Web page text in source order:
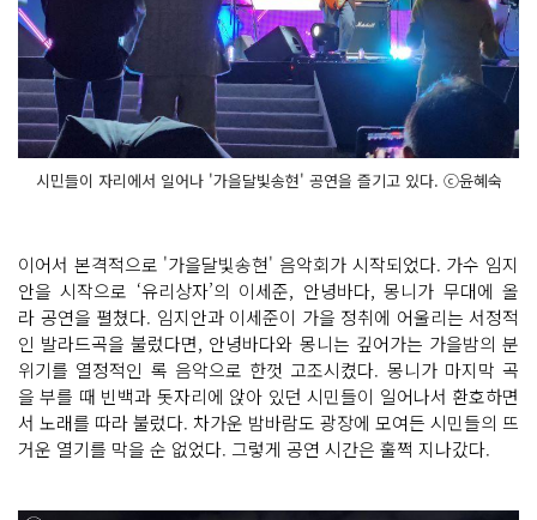
시민들이 자리에서 일어나 '가을달빛송현' 공연을 즐기고 있다. ⓒ윤혜숙
이어서 본격적으로 '가을달빛송현' 음악회가 시작되었다. 가수 임지
안을 시작으로 ‘유리상자’의 이세준, 안녕바다, 몽니가 무대에 올
라 공연을 펼쳤다. 임지안과 이세준이 가을 정취에 어울리는 서정적
인 발라드곡을 불렀다면, 안녕바다와 몽니는 깊어가는 가을밤의 분
위기를 열정적인 록 음악으로 한껏 고조시켰다. 몽니가 마지막 곡
을 부를 때 빈백과 돗자리에 앉아 있던 시민들이 일어나서 환호하면
서 노래를 따라 불렀다. 차가운 밤바람도 광장에 모여든 시민들의 뜨
거운 열기를 막을 순 없었다. 그렇게 공연 시간은 훌쩍 지나갔다.